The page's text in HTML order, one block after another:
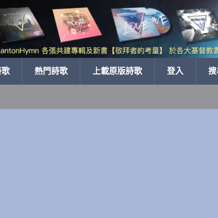
熱門詩歌 上載原版詩歌 登入